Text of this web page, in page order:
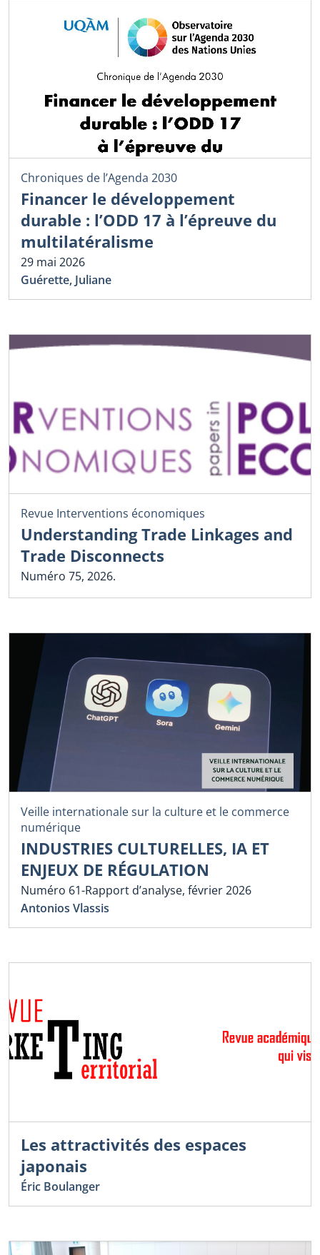
Chroniques de l’Agenda 2030
Financer le développement
durable : l’ODD 17 à l’épreuve du
multilatéralisme
29 mai 2026
Guérette, Juliane
Revue Interventions économiques
Understanding Trade Linkages and
Trade Disconnects
Numéro 75, 2026.
Veille internationale sur la culture et le commerce
numérique
INDUSTRIES CULTURELLES, IA ET
ENJEUX DE RÉGULATION
Numéro 61-Rapport d’analyse, février 2026
Antonios Vlassis
Les attractivités des espaces
japonais
Éric Boulanger